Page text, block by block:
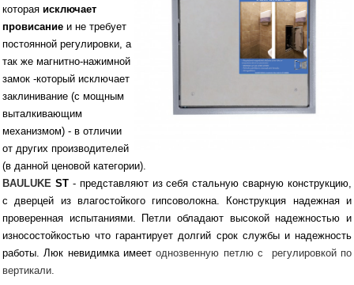
которая исключает
провисание и не требует
постоянной регулировки, а
так же магнитно-нажимной
замок -который исключает
заклинивание (с мощным
выталкивающим
механизмом) - в отличии
от других производителей
(в данной ценовой категории).
BAULUKE ST- представляют из себя стальную сварную конструкцию,
с дверцей из влагостойкого гипсоволокна. Конструкция надежная и
проверенная испытаниями. Петли обладают высокой надежностью и
износостойкостью что гарантирует долгий срок службы и надежность
работы. Люк невидимка имеетоднозвенную петлю с регулировкой по
вертикали.